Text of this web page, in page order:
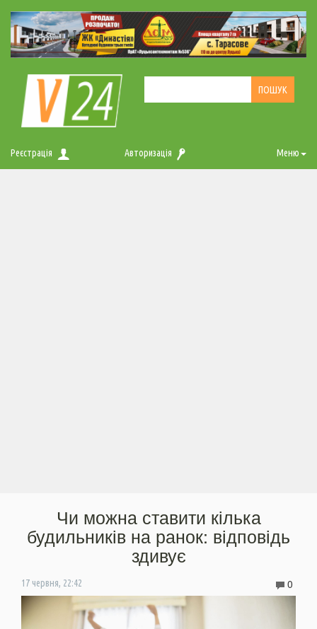
Реєстрація Авторизація Меню
Чи можна ставити кілька
будильників на ранок: відповідь
здивує
17 червня, 22:42 0